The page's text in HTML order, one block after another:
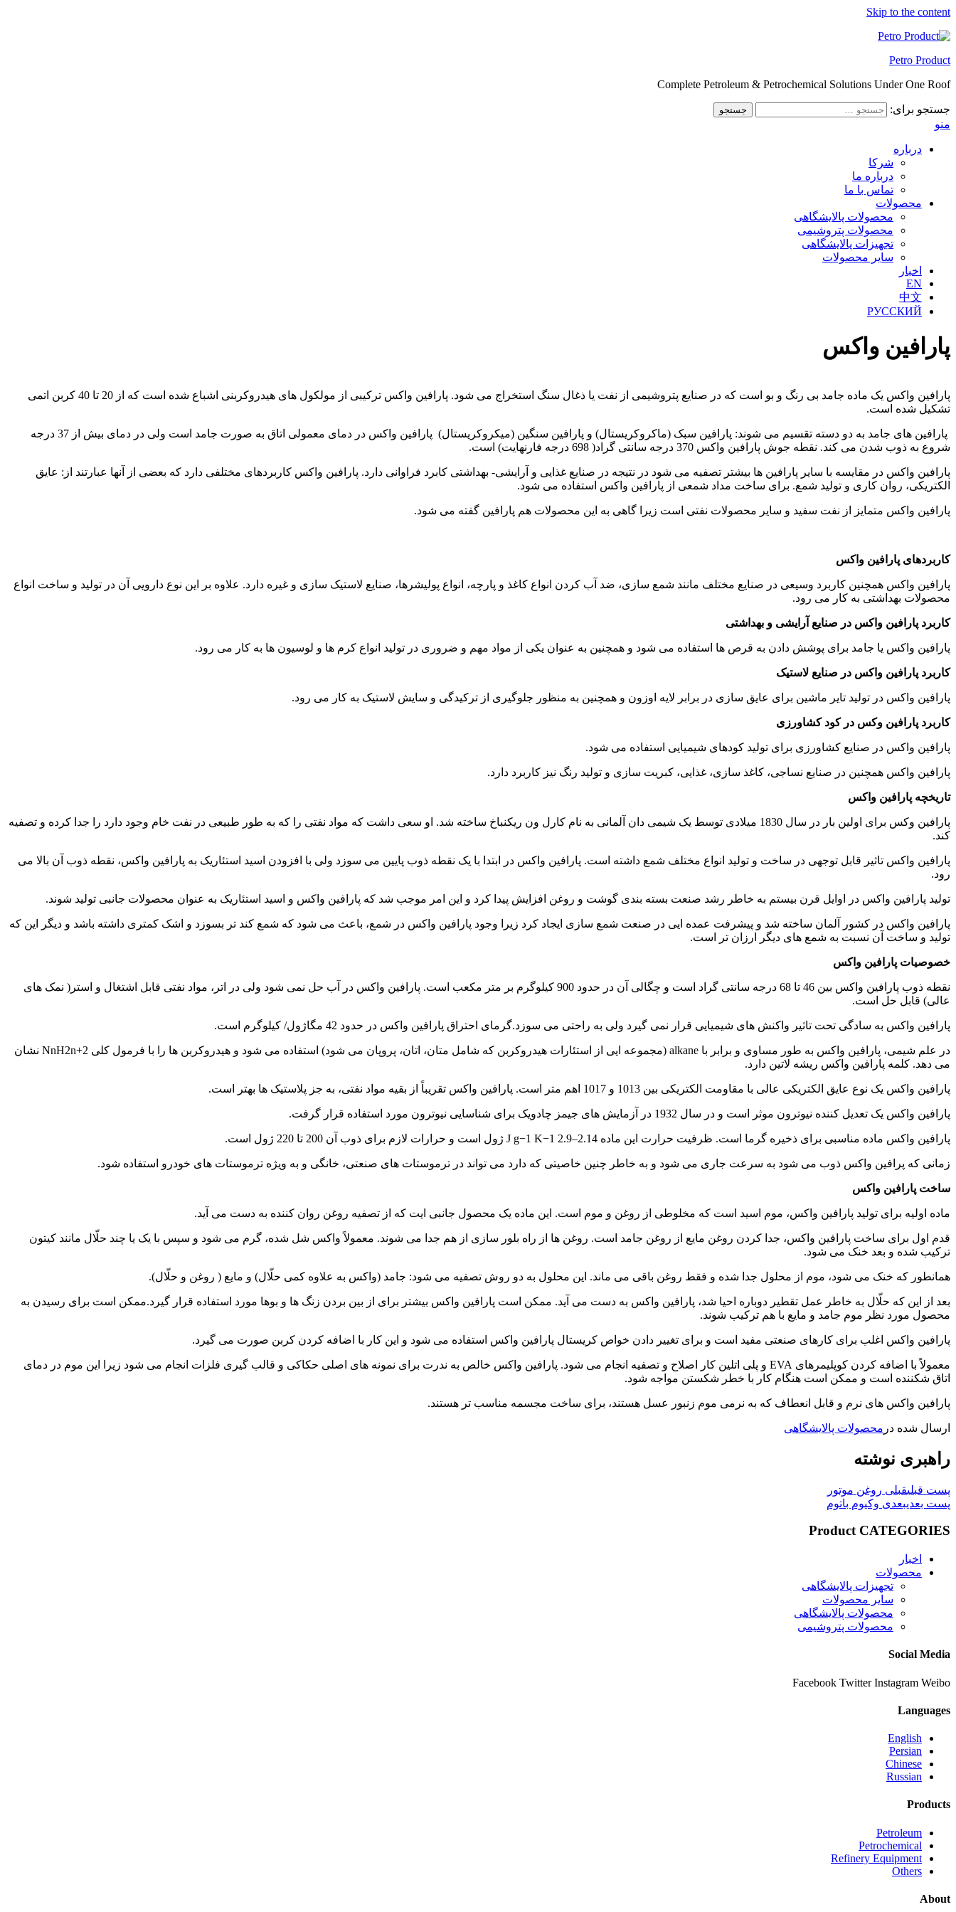
Skip to the content
Petro Product
Complete Petroleum & Petrochemical Solutions Under One Roof
جستجو برای:
منو
درباره
شرکا
درباره ما
تماس با ما
محصولات
محصولات پالایشگاهی
محصولات پتروشیمی
تجهیزات پالایشگاهی
سایر محصولات
اخبار
EN
中文
РУССКИЙ
پارافین واکس
پارافین واکس یک ماده جامد بی رنگ و بو است که در صنایع پتروشیمی از نفت یا ذغال سنگ استخراج می شود. پارافین واکس ترکیبی از مولکول های هیدروکربنی اشباع شده است که از 20 تا 40 کربن اتمی
تشکیل شده است.
پارافین های جامد به دو دسته تقسیم می شوند: پارافین سبک (ماکروکریستال) و پارافین سنگین (میکروکریستال) پارافین واکس در دمای معمولی اتاق به صورت جامد است ولی در دمای بیش از 37 درجه
شروع به ذوب شدن می کند. نقطه جوش پارافین واکس 370 درجه سانتی گراد( 698 درجه فارنهایت) است.
پارافین واکس در مقایسه با سایر پارافین ها بیشتر تصفیه می شود در نتیجه در صنایع غذایی و آرایشی- بهداشتی کابرد فراوانی دارد. پارافین واکس کاربردهای مختلفی دارد که بعضی از آنها عبارتند از: عایق
الکتریکی، روان کاری و تولید شمع. برای ساخت مداد شمعی از پارافین واکس استفاده می شود.
پارافین واکس متمایز از نفت سفید و سایر محصولات نفتی است زیرا گاهی به این محصولات هم پارافین گفته می شود.
کاربردهای پارافین واکس
پارافین واکس همچنین کاربرد وسیعی در صنایع مختلف مانند شمع سازی، ضد آب کردن انواع کاغذ و پارچه، انواع پولیشرها، صنایع لاستیک سازی و غیره دارد. علاوه بر این نوع دارویی آن در تولید و ساخت انواع
محصولات بهداشتی به کار می رود.
کاربرد پارافین واکس در صنایع آرایشی و بهداشتی
پارافین واکس یا جامد برای پوشش دادن به قرص ها استفاده می شود و همچنین به عنوان یکی از مواد مهم و ضروری در تولید انواع کرم ها و لوسیون ها به کار می رود.
کاربرد پارافین واکس در صنایع لاستیک
پارافین واکس در تولید تایر ماشین برای عایق سازی در برابر لایه اوزون و همچنین به منظور جلوگیری از ترکیدگی و سایش لاستیک به کار می رود.
کاربرد پارافین وکس در کود کشاورزی
پارافین واکس در صنایع کشاورزی برای تولید کودهای شیمیایی استفاده می شود.
پارافین واکس همچنین در صنایع نساجی، کاغذ سازی، غذایی، کبریت سازی و تولید رنگ نیز کاربرد دارد.
تاریخچه پارافین واکس
پارافین وکس برای اولین بار در سال 1830 میلادی توسط یک شیمی دان آلمانی به نام کارل ون ریکنباخ ساخته شد. او سعی داشت که مواد نفتی را که به طور طبیعی در نفت خام وجود دارد را جدا کرده و تصفیه
کند.
پارافین واکس تاثیر قابل توجهی در ساخت و تولید انواع مختلف شمع داشته است. پارافین واکس در ابتدا با یک نقطه ذوب پایین می سوزد ولی با افزودن اسید استئاریک به پارافین واکس، نقطه ذوب آن بالا می
رود.
تولید پارافین واکس در اوایل قرن بیستم به خاطر رشد صنعت بسته بندی گوشت و روغن افزایش پیدا کرد و این امر موجب شد که پارافین واکس و اسید استئاریک به عنوان محصولات جانبی تولید شوند.
پارافین واکس در کشور آلمان ساخته شد و پیشرفت عمده ایی در صنعت شمع سازی ایجاد کرد زیرا وجود پارافین واکس در شمع، باعث می شود که شمع کند تر بسوزد و اشک کمتری داشته باشد و دیگر این که
تولید و ساخت آن نسبت به شمع های دیگر ارزان تر است.
خصوصیات پارافین واکس
نقطه ذوب پارافین واکس بین 46 تا 68 درجه سانتی گراد است و چگالی آن در حدود 900 کیلوگرم بر متر مکعب است. پارافین واکس در آب حل نمی شود ولی در اتر، مواد نفتی قابل اشتغال و استر( نمک های
عالی) قابل حل است.
پارافین واکس به سادگی تحت تاثیر واکنش های شیمیایی قرار نمی گیرد ولی به راحتی می سوزد.گرمای احتراق پارافین واکس در حدود 42 مگاژول/ کیلوگرم است.
در علم شیمی، پارافین واکس به طور مساوی و برابر با alkane (مجموعه ایی از استئارات هیدروکربن که شامل متان، اتان، پروپان می شود) استفاده می شود و هیدروکربن ها را با فرمول کلی NnH2n+2 نشان
می دهد. کلمه پارافین واکس ریشه لاتین دارد.
پارافین واکس یک نوع عایق الکتریکی عالی با مقاومت الکتریکی بین 1013 و 1017 اهم متر است. پارافین واکس تقریباً از بقیه مواد نفتی، به جز پلاستیک ها بهتر است.
پارافین واکس یک تعدیل کننده نیوترون موثر است و در سال 1932 در آزمایش های جیمز چادویک برای شناسایی نیوترون مورد استفاده قرار گرفت.
پارافین واکس ماده مناسبی برای ذخیره گرما است. ظرفیت حرارت این ماده 2.14–2.9 J g−1 K−1 ژول است و حرارات لازم برای ذوب آن 200 تا 220 ژول است.
زمانی که پرافین واکس ذوب می شود به سرعت جاری می شود و به خاطر چنین خاصیتی که دارد می تواند در ترموستات های صنعتی، خانگی و به ویژه ترموستات های خودرو استفاده شود.
ساخت پارافین واکس
ماده اولیه برای تولید پارافین واکس، موم اسید است که مخلوطی از روغن و موم است. این ماده یک محصول جانبی ایت که از تصفیه روغن روان کننده به دست می آید.
قدم اول برای ساخت پارافین واکس، جدا کردن روغن مایع از روغن جامد است. روغن ها از راه بلور سازی از هم جدا می شوند. معمولاً واکس شل شده، گرم می شود و سپس با یک یا چند حلّال مانند کیتون
ترکیب شده و بعد خنک می شود.
همانطور که خنک می شود، موم از محلول جدا شده و فقط روغن باقی می ماند. این محلول به دو روش تصفیه می شود: جامد (واکس به علاوه کمی حلّال) و مایع ( روغن و حلّال).
بعد از این که حلّال به خاطر عمل تقطیر دوباره احیا شد، پارافین واکس به دست می آید. ممکن است پارافین واکس بیشتر برای از بین بردن زنگ ها و بوها مورد استفاده قرار گیرد.ممکن است برای رسیدن به
محصول مورد نظر موم جامد و مایع با هم ترکیب شوند.
پارافین واکس اغلب برای کارهای صنعتی مفید است و برای تغییر دادن خواص کریستال پارافین واکس استفاده می شود و این کار با اضافه کردن کربن صورت می گیرد.
معمولاً با اضافه کردن کوپلیمرهای EVA و پلی اتلین کار اصلاح و تصفیه انجام می شود. پارافین واکس خالص به ندرت برای نمونه های اصلی حکاکی و قالب گیری فلزات انجام می شود زیرا این موم در دمای
اتاق شکننده است و ممکن است هنگام کار با خطر شکستن مواجه شود.
پارافین واکس های نرم و قابل انعطاف که به نرمی موم زنبور عسل هستند، برای ساخت مجسمه مناسب تر هستند.
ارسال شده در محصولات پالایشگاهی
راهبری نوشته
پست قبلیقبلی روغن موتور
پست بعدیبعدی وکیوم باتوم
Product CATEGORIES
اخبار
محصولات
تجهیزات پالایشگاهی
سایر محصولات
محصولات پالایشگاهی
محصولات پتروشیمی
Social Media
Facebook Twitter Instagram Weibo
Languages
English
Persian
Chinese
Russian
Products
Petroleum
Petrochemical
Refinery Equipment
Others
About